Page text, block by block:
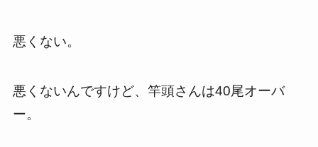
悪くない。
悪くないんですけど、竿頭さんは40尾オーバ
ー。